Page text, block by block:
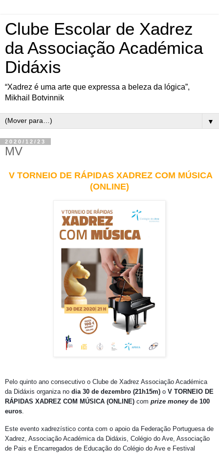
Clube Escolar de Xadrez
da Associação Académica
Didáxis
“Xadrez é uma arte que expressa a beleza da lógica”,
Mikhail Botvinnik
▼
2020/12/23
MV
V TORNEIO DE RÁPIDAS XADREZ COM MÚSICA
(ONLINE)
Pelo quinto ano consecutivo o Clube de Xadrez Associação Académica
da Didáxis organiza no dia 30 de dezembro (21h15m) o V TORNEIO DE
RÁPIDAS XADREZ COM MÚSICA (ONLINE) com prize moneyde 100
euros.
Este evento xadrezístico conta com o apoio da Federação Portuguesa de
Xadrez, Associação Académica da Didáxis, Colégio do Ave, Associação
de Pais e Encarregados de Educação do Colégio do Ave e Festival